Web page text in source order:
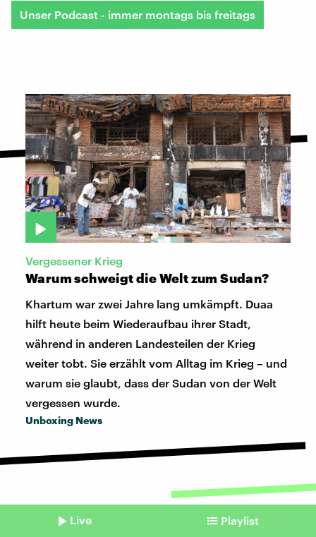
Unser Podcast - immer montags bis freitags
Vergessener Krieg
Warum schweigt die Welt zum Sudan?
Khartum war zwei Jahre lang umkämpft. Duaa
hilft heute beim Wiederaufbau ihrer Stadt,
während in anderen Landesteilen der Krieg
weiter tobt. Sie erzählt vom Alltag im Krieg – und
warum sie glaubt, dass der Sudan von der Welt
vergessen wurde.
Unboxing News
Was passiert, wenn unseren Flüssen das
Live Playlist